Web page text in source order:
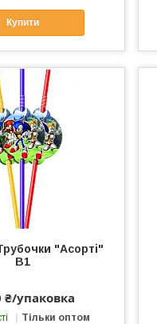
Купити
"Асорті"
В1
₴/упаковка
Тільки оптом